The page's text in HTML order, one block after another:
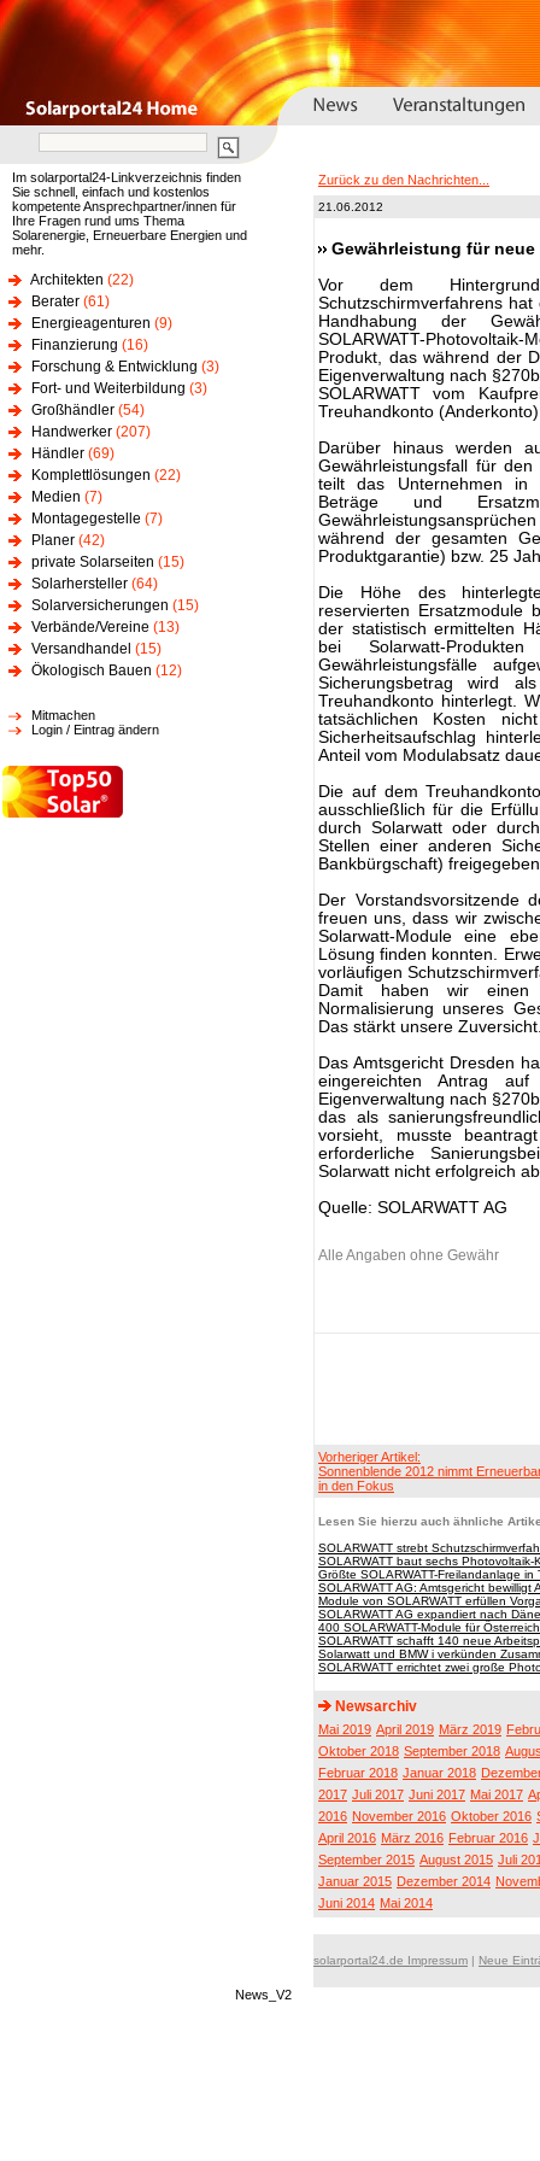
Im solarportal24-Linkverzeichnis finden
Sie schnell, einfach und kostenlos
kompetente Ansprechpartner/innen für
Ihre Fragen rund ums Thema
Solarenergie, Erneuerbare Energien und
mehr.
Architekten (22)
Berater (61)
Energieagenturen (9)
Finanzierung (16)
Forschung & Entwicklung (3)
Fort- und Weiterbildung (3)
Großhändler (54)
Handwerker (207)
Händler (69)
Komplettlösungen (22)
Medien (7)
Montagegestelle (7)
Planer (42)
private Solarseiten (15)
Solarhersteller (64)
Solarversicherungen (15)
Verbände/Vereine (13)
Versandhandel (15)
Ökologisch Bauen (12)
Mitmachen
Login / Eintrag ändern
Zurück zu den Nachrichten...
21.06.2012
Gewährleistung für neue
Vor dem
Schutzschirmverfahrens hat
Handhabung der
SOLARWATT-
Produkt, das während der
Eigenverwaltung nach
SOLARWATT vom
Treuhandkonto
Darüber hinaus werden
Gewährleistungsfall für
teilt das Unternehmen in
Beträge und
während der gesamten
Produktgarantie) bzw. 25
Die Höhe des
reservierten Ersatzmodule
der statistisch ermittelten
bei Solarwatt-
Gewährleistungsfälle
Sicherungsbetrag wird
Treuhandkonto hinterlegt.
tatsächlichen Kosten
Sicherheitsaufschlag
Anteil vom Modulabsatz
Die auf dem
ausschließlich für die
durch Solarwatt oder
Stellen einer anderen
Bankbürgschaft)
Der Vorstandsvorsitzende
freuen uns, dass wir
Solarwatt-Module eine
Lösung finden konnten.
vorläufigen
Damit haben wir
Normalisierung unseres
Das stärkt unsere
Das Amtsgericht Dresden
eingereichten Antrag auf
Eigenverwaltung nach
das als
vorsieht, musste
erforderliche
Solarwatt nicht erfolgreich
Quelle: SOLARWATT AG
Alle Angaben ohne Gewähr
Vorheriger Artikel:
Sonnenblende 2012 nimmt
in den Fokus
Lesen Sie hierzu auch ähnliche
SOLARWATT strebt
SOLARWATT baut sechs Photovoltaik-
Größte SOLARWATT-Freilandanlage
SOLARWATT AG: Amtsgericht
Module von SOLARWATT erfüllen
SOLARWATT AG expandiert nach
400 SOLARWATT-Module für
SOLARWATT schafft 140 neue
Solarwatt und BMW i verkünden
SOLARWATT errichtet zwei große
Newsarchiv
Mai 2019 April 2019 März 2019
Oktober 2018 September 2018
Februar 2018 Januar 2018
2017 Juli 2017 Juni 2017 Mai 2017
2016 November 2016 Oktober 2016
April 2016 März 2016 Februar 2016
September 2015 August 2015 Juli
Januar 2015 Dezember 2014
Juni 2014 Mai 2014
solarportal24.de Impressum | Neue
News_V2